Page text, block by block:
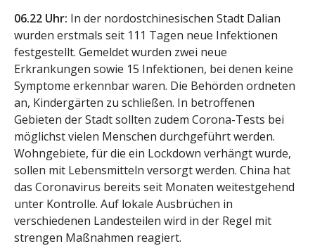
06.22 Uhr: In der nordostchinesischen Stadt Dalian
wurden erstmals seit 111 Tagen neue Infektionen
festgestellt. Gemeldet wurden zwei neue
Erkrankungen sowie 15 Infektionen, bei denen keine
Symptome erkennbar waren. Die Behörden ordneten
an, Kindergärten zu schließen. In betroffenen
Gebieten der Stadt sollten zudem Corona-Tests bei
möglichst vielen Menschen durchgeführt werden.
Wohngebiete, für die ein Lockdown verhängt wurde,
sollen mit Lebensmitteln versorgt werden. China hat
das Coronavirus bereits seit Monaten weitestgehend
unter Kontrolle. Auf lokale Ausbrüchen in
verschiedenen Landesteilen wird in der Regel mit
strengen Maßnahmen reagiert.